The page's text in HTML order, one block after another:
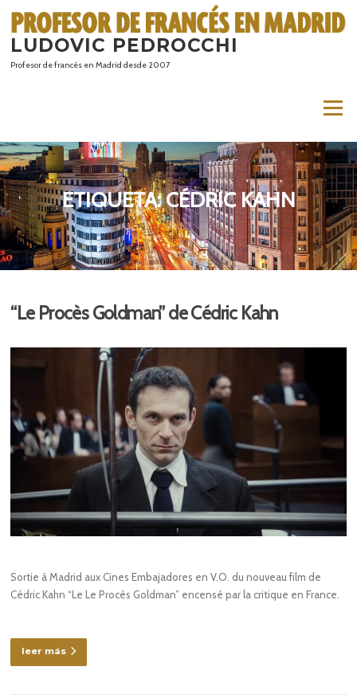
contenido
LUDOVIC PEDROCCHI
Profesor de francés en Madrid desde 2007
Menú
ETIQUETA:CÉDRIC KAHN
“Le Procès Goldman” de Cédric Kahn
Sortie à Madrid aux Cines Embajadores en V.O. du nouveau film de
Cédric Kahn “Le Le Procès Goldman” encensé par la critique en France.
leer más